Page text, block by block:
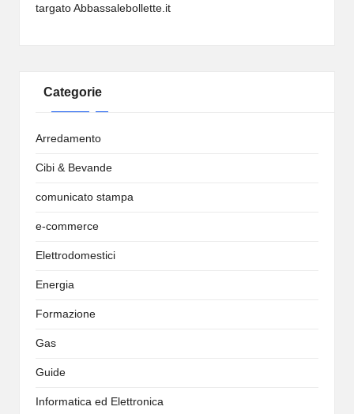
targato Abbassalebollette.it
Categorie
Arredamento
Cibi & Bevande
comunicato stampa
e-commerce
Elettrodomestici
Energia
Formazione
Gas
Guide
Informatica ed Elettronica